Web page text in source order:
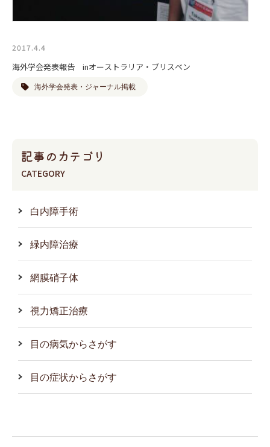
2017.4.4
海外学会発表報告 inオーストラリア・ブリスベン
海外学会発表・ジャーナル掲載
記事のカテゴリ
CATEGORY
白内障手術
緑内障治療
網膜硝子体
視力矯正治療
目の病気からさがす
目の症状からさがす